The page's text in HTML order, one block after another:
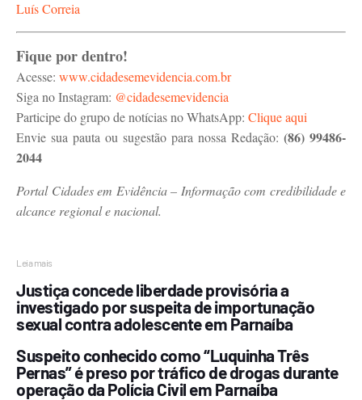
Luís Correia
Fique por dentro!
Acesse: www.cidadesemevidencia.com.br
Siga no Instagram: @cidadesemevidencia
Participe do grupo de notícias no WhatsApp: Clique aqui
Envie sua pauta ou sugestão para nossa Redação: (86) 99486-
2044
Portal Cidades em Evidência – Informação com credibilidade e
alcance regional e nacional.
Leia mais
Justiça concede liberdade provisória a
investigado por suspeita de importunação
sexual contra adolescente em Parnaíba
Suspeito conhecido como “Luquinha Três
Pernas” é preso por tráfico de drogas durante
operação da Polícia Civil em Parnaíba